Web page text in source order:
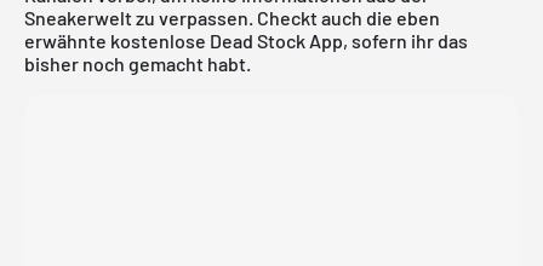
Sneakerwelt zu verpassen. Checkt auch die eben
erwähnte kostenlose Dead Stock App, sofern ihr das
bisher noch gemacht habt.